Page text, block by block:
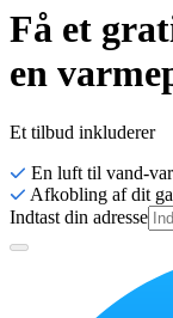
Få et
en
Et tilbud inkluderer
En luft til vand-
Afkobling af dit
Indtast din adresse